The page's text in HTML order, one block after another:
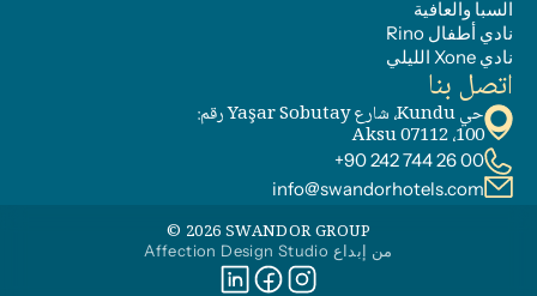
السبا والعافية
نادي أطفال Rino
نادي Xone الليلي
اتصل بنا
100، 07112 Aksu
+90 242 744 26 00
info@swandorhotels.com
© 2026 SWANDOR GROUP
من إبداع Affection Design Studio